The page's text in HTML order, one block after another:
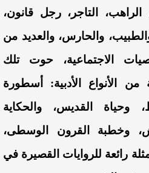
الراهب، التاجر ،رجل قانون،
، والحارس،والعديد من
الاجتماعية، حوت
تلك
من الأنواع الأدبية:
أسطورة
، وحياة القديس، والحكاية
، وخطبة القرون الوسطى،
رائعة للروايات القصيرة في